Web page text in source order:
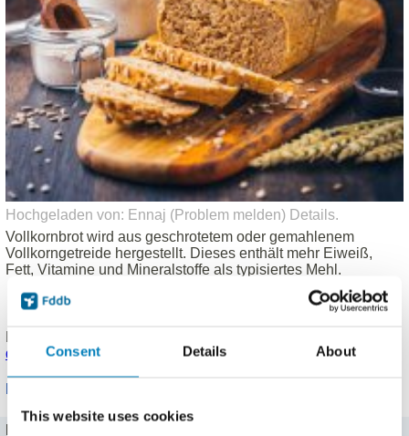
Consent Details About
This website uses cookies
Hochgeladen von: Ennaj (Problem melden) Details.
Vollkornbrot wird aus geschrotetem oder gemahlenem
Vollkorngetreide hergestellt. Dieses enthält mehr Eiweiß,
Fett, Vitamine und Mineralstoffe als typisiertes Mehl.
Laktosefrei
Vegetarisch (vegan)
den Produktdaten